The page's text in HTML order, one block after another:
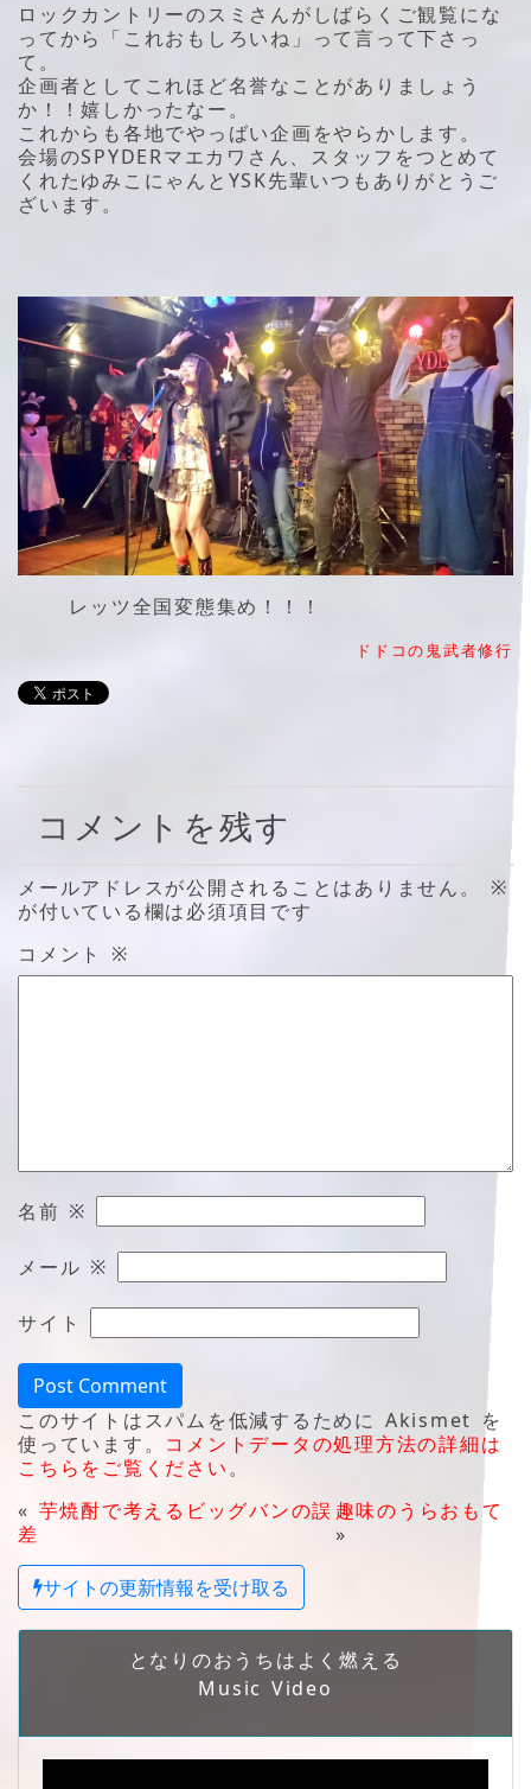
ロックカントリーのスミさんがしばらくご観覧にな
ってから「これおもしろいね」って言って下さっ
て。
企画者としてこれほど名誉なことがありましょう
か！！嬉しかったなー。
これからも各地でやっばい企画をやらかします。
会場のSPYDERマエカワさん、スタッフをつとめて
くれたゆみこにゃんとYSK先輩いつもありがとうご
ざいます。
レッツ全国変態集め！！！
ドドコの鬼武者修行
コメントを残す
メールアドレスが公開されることはありません。
※
が付いている欄は必須項目です
コメント ※
名前 ※
メール ※
サイト
このサイトはスパムを低減するために Akismet を
使っています。 コメントデータの処理方法の詳細は
こちらをご覧ください。
« 芋焼酎で考えるビッグバンの誤
差
趣味のうらおもて
»
サイトの更新情報を受け取る
となりのおうちはよく燃える
Music Video